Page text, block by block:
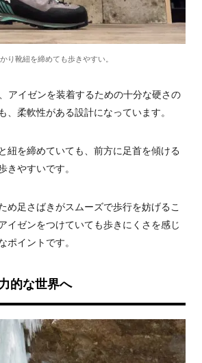
り靴紐を締めても歩きやすい。
アイゼンを装着するための十分な硬さの
、柔軟性がある設計になっています。
紐を締めていても、前方に足首を傾ける
きやすいです。
め足さばきがスムーズで歩行を妨げるこ
イゼンをつけていても歩きにくさを感じ
ポイントです。
的な世界へ